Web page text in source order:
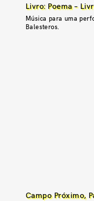
Livro: Poema –
Música para uma
Balesteros.
Campo Próximo,